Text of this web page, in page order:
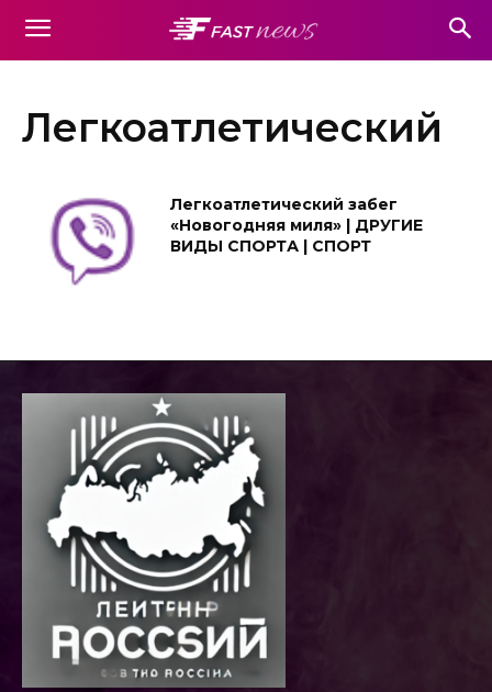
Легкоатлетический
Легкоатлетический забег
«Новогодняя миля» | ДРУГИЕ
ВИДЫ СПОРТА | СПОРТ